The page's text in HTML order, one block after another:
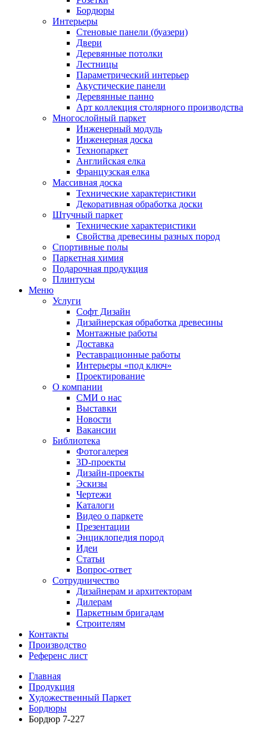
Бордюры
Интерьеры
Стеновые панели (буазери)
Двери
Деревянные потолки
Лестницы
Параметрический интерьер
Акустические панели
Деревянные панно
Арт коллекция столярного производства
Многослойный паркет
Инженерный модуль
Инженерная доска
Технопаркет
Английская елка
Французская елка
Массивная доска
Технические характеристики
Декоративная обработка доски
Штучный паркет
Технические характеристики
Свойства древесины разных пород
Спортивные полы
Паркетная химия
Подарочная продукция
Плинтусы
Меню
Услуги
Софт Дизайн
Дизайнерская обработка древесины
Монтажные работы
Доставка
Реставрационные работы
Интерьеры «под ключ»
Проектирование
О компании
СМИ о нас
Выставки
Новости
Вакансии
Библиотека
Фотогалерея
3D-проекты
Дизайн-проекты
Эскизы
Чертежи
Каталоги
Видео о паркете
Презентации
Энциклопедия пород
Идеи
Статьи
Вопрос-ответ
Сотрудничество
Дизайнерам и архитекторам
Дилерам
Паркетным бригадам
Строителям
Контакты
Производство
Референс лист
Главная
Продукция
Художественный Паркет
Бордюры
Бордюр 7-227